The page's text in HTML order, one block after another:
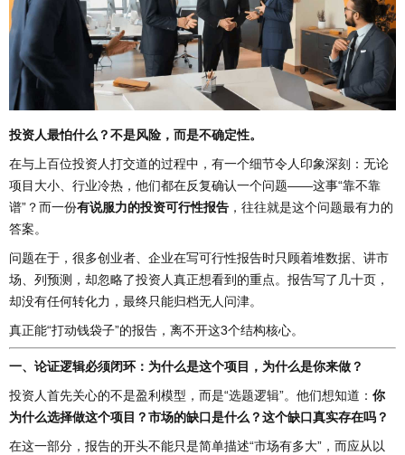
投资人最怕什么？不是风险，而是不确定性。
在与上百位投资人打交道的过程中，有一个细节令人印象深刻：无论
项目大小、行业冷热，他们都在反复确认一个问题——这事“靠不靠
谱”？而一份有说服力的投资可行性报告 ，往往就是这个问题最有力的
答案。
问题在于，很多创业者、企业在写可行性报告时只顾着堆数据、讲市
场、列预测，却忽略了投资人真正想看到的重点。报告写了几十页，
却没有任何转化力，最终只能归档无人问津。
真正能“打动钱袋子”的报告，离不开这3个结构核心。
一、论证逻辑必须闭环：为什么是这个项目，为什么是你来做？
投资人首先关心的不是盈利模型，而是“选题逻辑”。他们想知道： 你
为什么选择做这个项目？市场的缺口是什么？这个缺口真实存在吗？
在这一部分，报告的开头不能只是简单描述“市场有多大”，而应从以